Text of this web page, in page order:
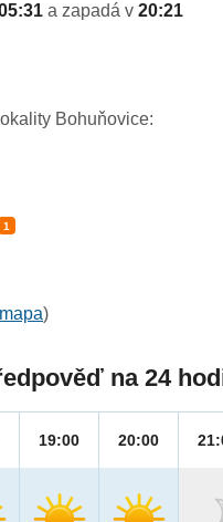
a zapadá v 20:21
Bohuňovice:
1
mapa)
na 24
19:00 20:00